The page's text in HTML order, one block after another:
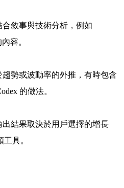
合敘事與技術分析，例如
容。
趨勢或波動率的外推，有時包含
的做法。
出結果取決於用戶選擇的增長
具。